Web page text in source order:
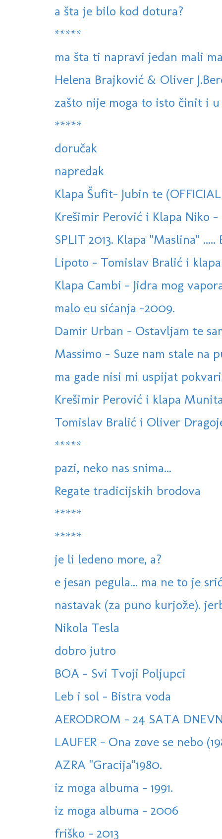
a šta je bilo kod dotura?
*****
ma šta ti napravi jedan mali
Helena Brajković & Oliver
zašto nije moga to isto činit i
*****
doručak
napredak
Klapa Šufit- Jubin te
Krešimir Perović i Klapa Niko
SPLIT 2013. Klapa "Maslina" .....
Lipoto - Tomislav Bralić i
Klapa Cambi - Jidra mog
malo eu sićanja -2009.
Damir Urban - Ostavljam te
Massimo - Suze nam stale na
ma gade nisi mi uspijat
Krešimir Perović i klapa
Tomislav Bralić i Oliver
*****
pazi, neko nas snima...
Regate tradicijskih brodova
*****
*****
je li ledeno more, a?
e jesan pegula... ma ne to je
nastavak (za puno kurjože).
Nikola Tesla
dobro jutro
BOA - Svi Tvoji Poljupci
Leb i sol - Bistra voda
AERODROM - 24 SATA
LAUFER - Ona zove se nebo
AZRA "Gracija"1980.
iz moga albuma - 1991.
iz moga albuma - 2006
friško - 2013